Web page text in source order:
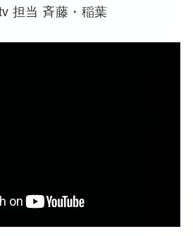
担当 斉藤・稲葉